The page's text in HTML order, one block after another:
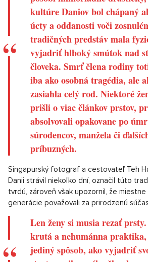
kultúre Daniov bol chápaný
úcty a oddanosti voči
tradičných predstáv mala
vyjadriť hlboký smútok nad
človeka. Smrť člena rodiny
iba ako osobná tragédia, ale
zasiahla celý rod. Niektoré
prišli o viac článkov prstov,
absolvovali opakovane po
súrodencov, manžela či
príbuzných.
Singapurský fotograf a cestovateľ Teh
Danii strávil niekoľko dní, označil túto
tvrdú, zároveň však upozornil, že miestne
generácie považovali za prirodzenú
Len ženy si musia rezať
krutá a nehumánna
jediný spôsob, ako vyjadriť